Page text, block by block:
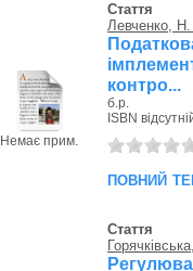
Немає прим.
Стаття
Левченко,
контро...
б.р.
ISBN
повний
Стаття